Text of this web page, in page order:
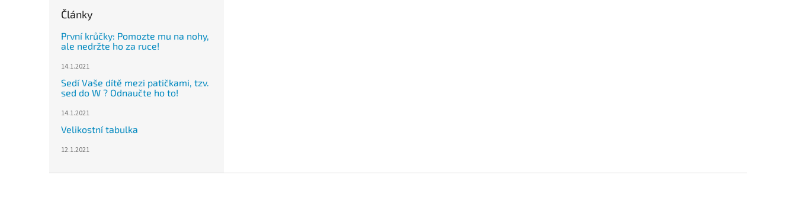
Články
První krůčky: Pomozte mu na nohy,
ale nedržte ho za ruce!
14.1.2021
Sedí Vaše dítě mezi patičkami, tzv.
sed do W ? Odnaučte ho to!
14.1.2021
Velikostní tabulka
12.1.2021